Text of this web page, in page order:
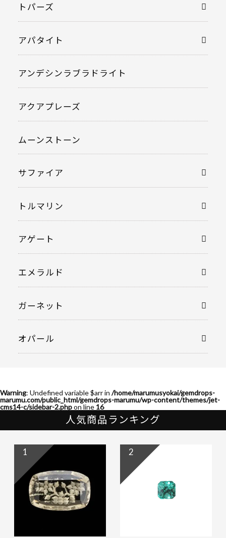
トパーズ
アパタイト
アンデシンラブラドライト
アクアプレーズ
ムーンストーン
サファイア
トルマリン
アゲート
エメラルド
ガーネット
オパール
Warning: Undefined variable $arr in /home/marumusyokai/gemdrops-
marumu.com/public_html/gemdrops-marumu/wp-content/themes/jet-
cms14-c/sidebar-2.phpon line 16
人気商品ランキング
1 2